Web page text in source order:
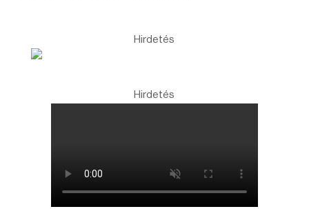
Hirdetés
Hirdetés